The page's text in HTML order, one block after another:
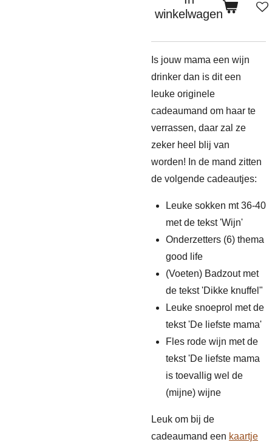
winkelwagen
Is jouw mama een wijn
drinker dan is dit een
leuke originele
cadeaumand om haar te
verrassen, daar zal ze
zeker heel blij van
worden! In de mand zitten
de volgende cadeautjes:
Leuke sokken mt 36-40
met de tekst 'Wijn'
Onderzetters (6) thema
good life
(Voeten) Badzout met
de tekst 'Dikke knuffel"
Leuke snoeprol met de
tekst 'De liefste mama'
Fles rode wijn met de
tekst 'De liefste mama
is toevallig wel de
(mijne) wijne
Leuk om bij de
cadeaumand een kaartje